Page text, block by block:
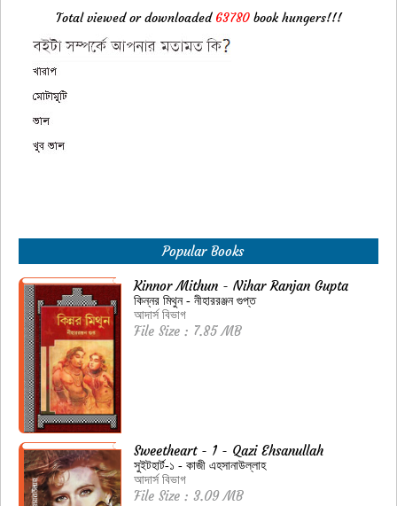
Total viewed or downloaded 63780book hungers!!!
Popular Books
Kinnor Mithun - Nihar Ranjan Gupta
কিন্নর মিথুন - নীহাররঞ্জন গুপ্ত
আদার্স বিভাগ
File Size : 7.85 MB
Sweetheart - 1 - Qazi Ehsanullah
সুইটহার্ট-১ - কাজী এহসানাউল্লাহ
আদার্স বিভাগ
File Size : 3.09 MB